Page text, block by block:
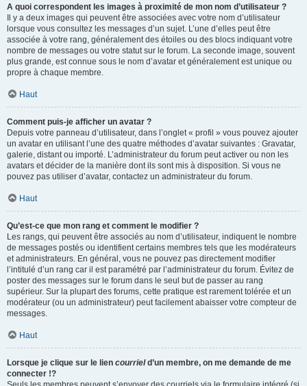
A quoi correspondent les images à proximité de mon nom d’utilisateur ?
Il y a deux images qui peuvent être associées avec votre nom d’utilisateur
lorsque vous consultez les messages d’un sujet. L’une d’elles peut être
associée à votre rang, généralement des étoiles ou des blocs indiquant votre
nombre de messages ou votre statut sur le forum. La seconde image, souvent
plus grande, est connue sous le nom d’avatar et généralement est unique ou
propre à chaque membre.
Haut
Comment puis-je afficher un avatar ?
Depuis votre panneau d’utilisateur, dans l’onglet « profil » vous pouvez ajouter
un avatar en utilisant l’une des quatre méthodes d’avatar suivantes : Gravatar,
galerie, distant ou importé. L’administrateur du forum peut activer ou non les
avatars et décider de la manière dont ils sont mis à disposition. Si vous ne
pouvez pas utiliser d’avatar, contactez un administrateur du forum.
Haut
Qu’est-ce que mon rang et comment le modifier ?
Les rangs, qui peuvent être associés au nom d’utilisateur, indiquent le nombre
de messages postés ou identifient certains membres tels que les modérateurs
et administrateurs. En général, vous ne pouvez pas directement modifier
l’intitulé d’un rang car il est paramétré par l’administrateur du forum. Évitez de
poster des messages sur le forum dans le seul but de passer au rang
supérieur. Sur la plupart des forums, cette pratique est rarement tolérée et un
modérateur (ou un administrateur) peut facilement abaisser votre compteur de
messages.
Haut
Lorsque je clique sur le lien courrield’un membre, on me demande de me
connecter !?